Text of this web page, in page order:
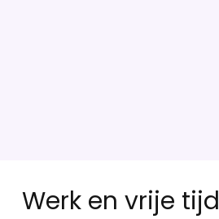
Werk en vrije tijd